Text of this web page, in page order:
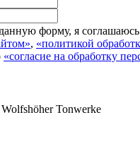
форму, я
, «политикой
«согласие на обработку
Tonwerke